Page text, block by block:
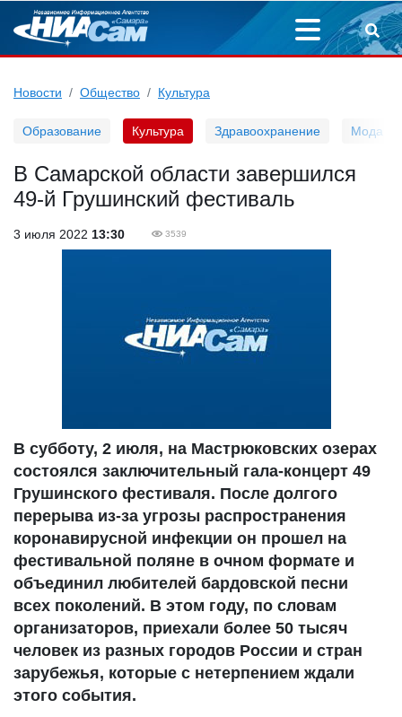
Новости Общество Культура
Образование Культура Здравоохранение Мода
В Самарской области завершился
49-й Грушинский фестиваль
3 июля 2022 13:30 3539
В субботу, 2 июля, на Мастрюковских озерах
состоялся заключительный гала-концерт 49
Грушинского фестиваля. После долгого
перерыва из-за угрозы распространения
коронавирусной инфекции он прошел на
фестивальной поляне в очном формате и
объединил любителей бардовской песни
всех поколений. В этом году, по словам
организаторов, приехали более 50 тысяч
человек из разных городов России и стран
зарубежья, которые с нетерпением ждали
этого события.